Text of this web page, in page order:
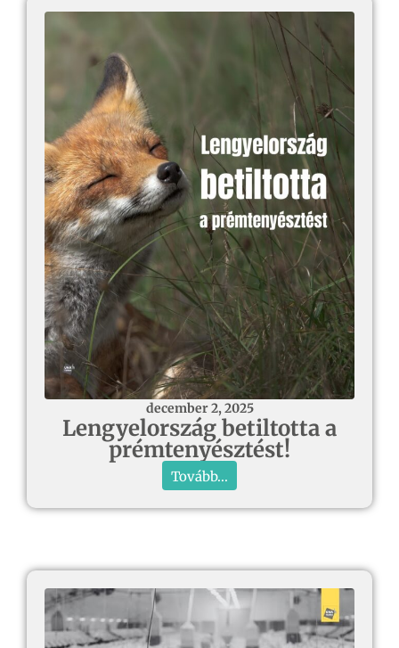
december 2, 2025
Lengyelország betiltotta a
prémtenyésztést!
Tovább...